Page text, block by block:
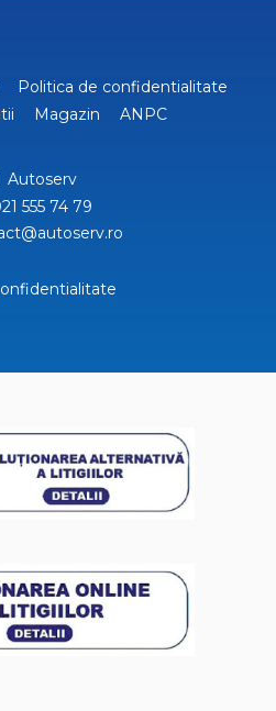
Politica de confidentialitate
Magazin ANPC
Autoserv
555 74 79